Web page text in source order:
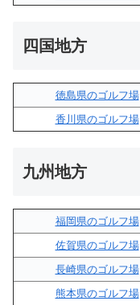
四国地方
徳島県のゴルフ場
香川県のゴルフ場
九州地方
福岡県のゴルフ場
佐賀県のゴルフ場
長崎県のゴルフ場
熊本県のゴルフ場